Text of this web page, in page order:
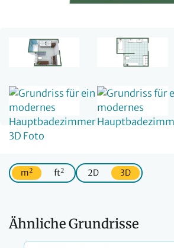
m2 ft2 2D 3D
Ähnliche Grundrisse